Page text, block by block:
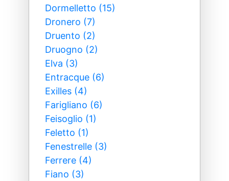
Dormelletto (15)
Dronero (7)
Druento (2)
Druogno (2)
Elva (3)
Entracque (6)
Exilles (4)
Farigliano (6)
Feisoglio (1)
Feletto (1)
Fenestrelle (3)
Ferrere (4)
Fiano (3)